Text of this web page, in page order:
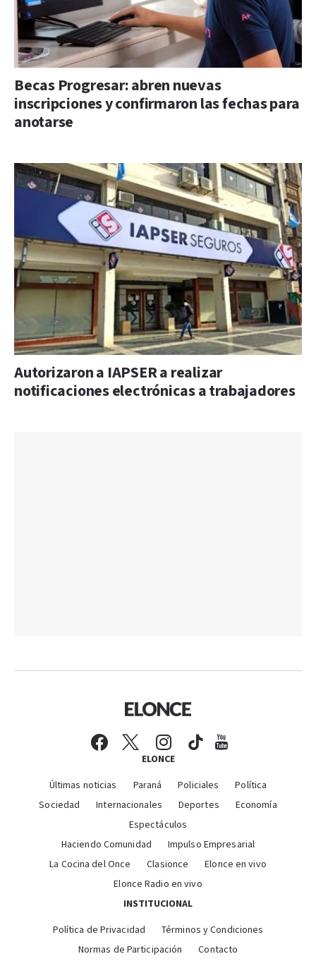
Becas Progresar: abren nuevas
inscripciones y confirmaron las fechas para
anotarse
Autorizaron a IAPSER a realizar
notificaciones electrónicas a trabajadores
ELONCE
Últimas noticias Paraná Policiales
Política
Sociedad
Internacionales Deportes
Economía
Espectáculos
Haciendo Comunidad
Impulso Empresarial
La Cocina del Once
Clasionce
Elonce en vivo
Elonce Radio en vivo
INSTITUCIONAL
Política de Privacidad
Términos y Condiciones
Normas de Participación
Contacto